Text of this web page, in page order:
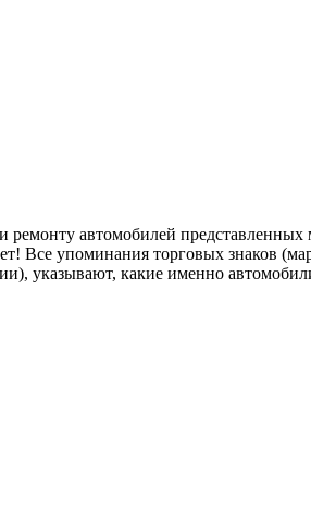
автомобилей представленных
Все упоминания торговых знаков
указывают, какие именно